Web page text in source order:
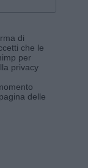
di
che le
per
privacy
delle